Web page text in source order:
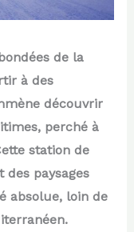
de la
à des
découvrir
perché à
station de
paysages
absolue, loin de